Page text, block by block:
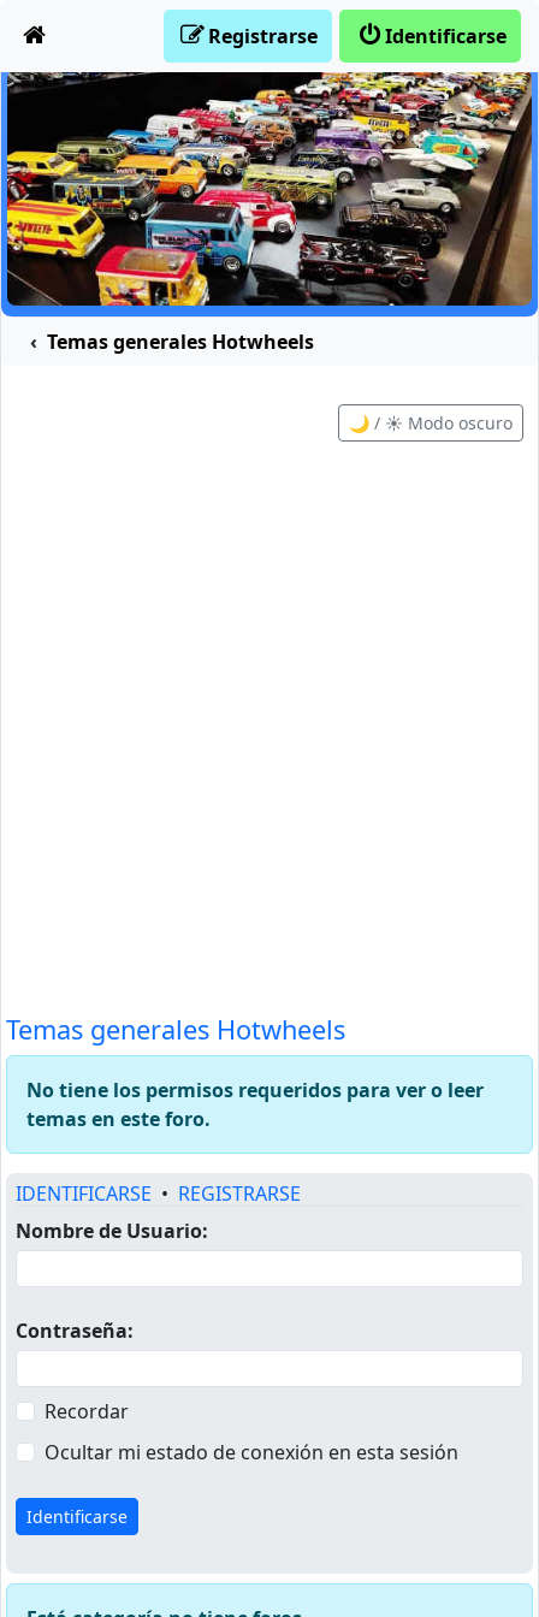
Identificarse
Registrarse
Temas generales Hotwheels
🌙 / ☀️ Modo oscuro
Temas generales Hotwheels
No tiene los permisos requeridos para ver o leer
temas en este foro.
IDENTIFICARSE • REGISTRARSE
Nombre de Usuario:
Contraseña:
Recordar
Ocultar mi estado de conexión en esta sesión